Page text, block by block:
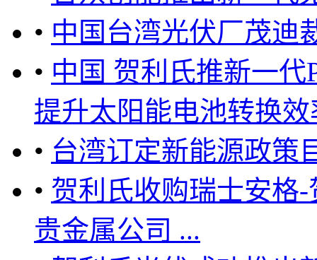
• 中国台湾光伏厂茂迪
• 中国 贺利氏推新一
提升太阳能电池转换效
• 台湾订定新能源政策
• 贺利氏收购瑞士安格
贵金属公司 ...